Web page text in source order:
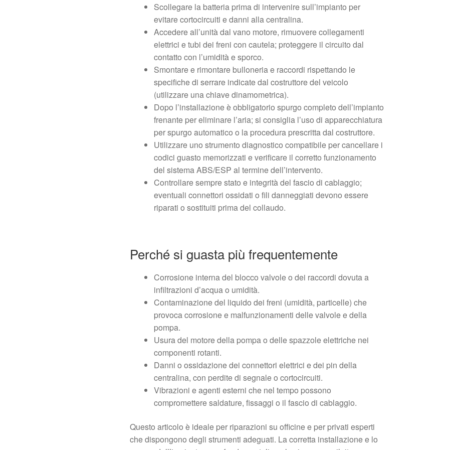
Scollegare la batteria prima di intervenire sull’impianto per
evitare cortocircuiti e danni alla centralina.
Accedere all’unità dal vano motore, rimuovere collegamenti
elettrici e tubi dei freni con cautela; proteggere il circuito dal
contatto con l’umidità e sporco.
Smontare e rimontare bulloneria e raccordi rispettando le
specifiche di serrare indicate dal costruttore del veicolo
(utilizzare una chiave dinamometrica).
Dopo l’installazione è obbligatorio spurgo completo dell’impianto
frenante per eliminare l’aria; si consiglia l’uso di apparecchiatura
per spurgo automatico o la procedura prescritta dal costruttore.
Utilizzare uno strumento diagnostico compatibile per cancellare i
codici guasto memorizzati e verificare il corretto funzionamento
del sistema ABS/ESP al termine dell’intervento.
Controllare sempre stato e integrità del fascio di cablaggio;
eventuali connettori ossidati o fili danneggiati devono essere
riparati o sostituiti prima del collaudo.
Perché si guasta più frequentemente
Corrosione interna del blocco valvole o dei raccordi dovuta a
infiltrazioni d’acqua o umidità.
Contaminazione del liquido dei freni (umidità, particelle) che
provoca corrosione e malfunzionamenti delle valvole e della
pompa.
Usura del motore della pompa o delle spazzole elettriche nei
componenti rotanti.
Danni o ossidazione dei connettori elettrici e dei pin della
centralina, con perdite di segnale o cortocircuiti.
Vibrazioni e agenti esterni che nel tempo possono
compromettere saldature, fissaggi o il fascio di cablaggio.
Questo articolo è ideale per riparazioni su officine e per privati esperti
che dispongono degli strumenti adeguati. La corretta installazione e lo